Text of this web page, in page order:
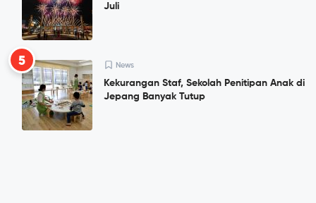
Juli
5 News
Kekurangan Staf, Sekolah Penitipan Anak di
Jepang Banyak Tutup